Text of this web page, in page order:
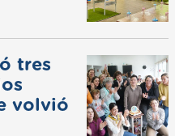
tres
volvió